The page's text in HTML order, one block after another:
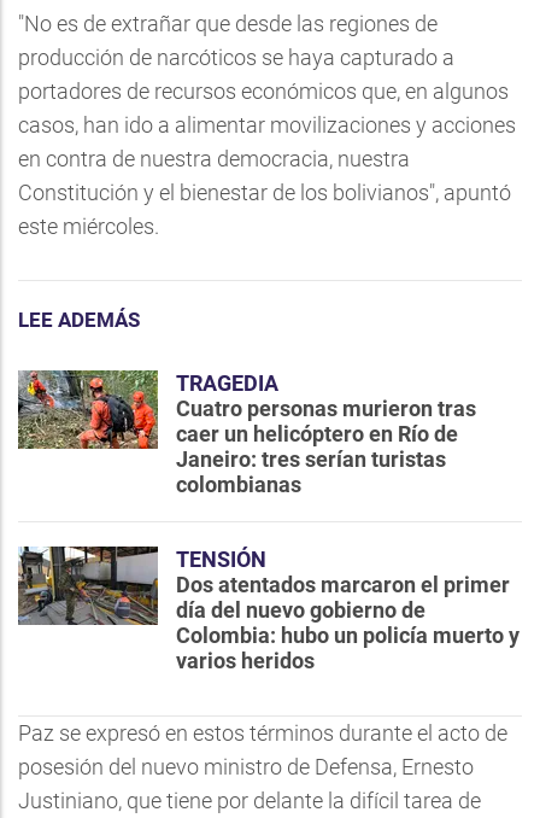
"No es de extrañar que desde las regiones de
producción de narcóticos se haya capturado a
portadores de recursos económicos que, en algunos
casos, han ido a alimentar movilizaciones y acciones
en contra de nuestra democracia, nuestra
Constitución y el bienestar de los bolivianos", apuntó
este miércoles.
LEE ADEMÁS
TRAGEDIA
Cuatro personas murieron tras
caer un helicóptero en Río de
Janeiro: tres serían turistas
colombianas
TENSIÓN
Dos atentados marcaron el primer
día del nuevo gobierno de
Colombia: hubo un policía muerto y
varios heridos
Paz se expresó en estos términos durante el acto de
posesión del nuevo ministro de Defensa, Ernesto
Justiniano, que tiene por delante la difícil tarea de